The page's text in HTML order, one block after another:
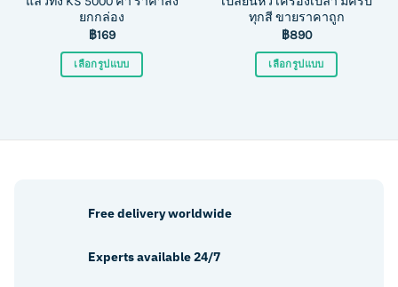
ยกกล่อง
฿169
เลือกรูปแบบ
multiple
may
chosen
ทุกสี ขายราคาถูก
฿890
เลือกรูปแบบ
multiple
Free delivery worldwide
Experts available 24/7